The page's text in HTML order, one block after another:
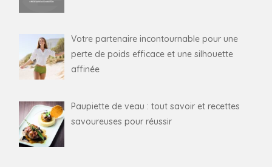
Votre partenaire incontournable pour une
perte de poids efficace et une silhouette
affinée
Paupiette de veau : tout savoir et recettes
savoureuses pour réussir